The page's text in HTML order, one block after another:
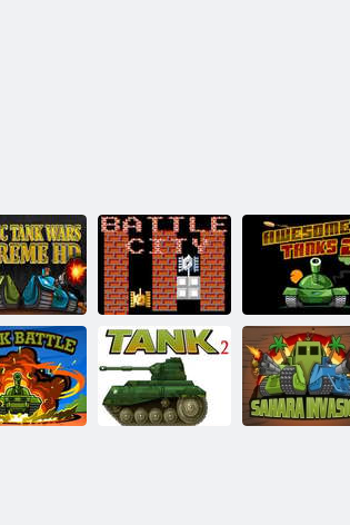
guerre
armati
HD
Battaglia città in
linea
Carri armati
fantastici 2